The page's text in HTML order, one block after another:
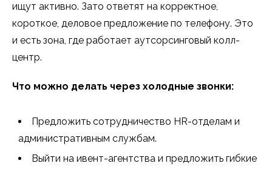
ищут активно. Зато ответят на корректное,
короткое, деловое предложение по телефону. Это
и есть зона, где работает аутсорсинговый колл-
центр.
Что можно делать через холодные звонки:
Предложить сотрудничество HR-отделам и
административным службам.
Выйти на ивент-агентства и предложить гибкие